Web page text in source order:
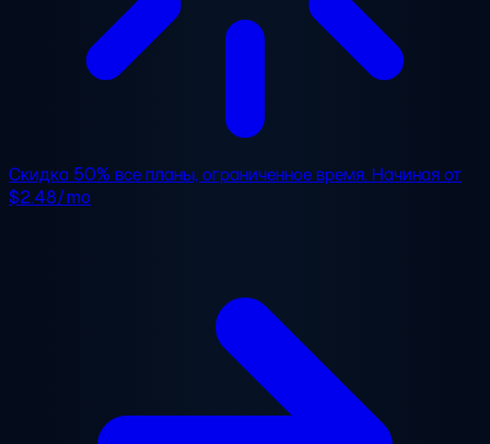
Скидка 50% все планы, ограниченное время. Начиная от
$2.48/mo